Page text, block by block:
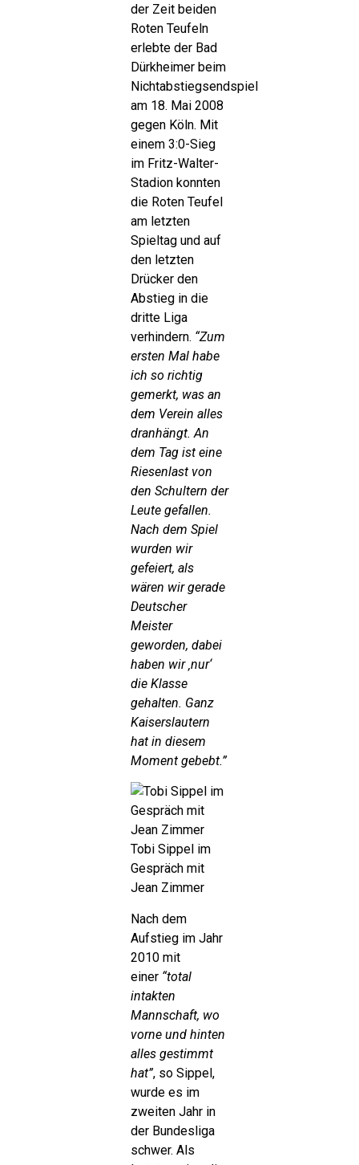
der Zeit beiden
Roten Teufeln
erlebte der Bad
Dürkheimer beim
Nichtabstiegsendspiel
am 18. Mai 2008
gegen Köln. Mit
einem 3:0-Sieg
im Fritz-Walter-
Stadion konnten
die Roten Teufel
am letzten
Spieltag und auf
den letzten
Drücker den
Abstieg in die
dritte Liga
verhindern. “Zum
ersten Mal habe
ich so richtig
gemerkt, was an
dem Verein alles
dranhängt. An
dem Tag ist eine
Riesenlast von
den Schultern der
Leute gefallen.
Nach dem Spiel
wurden wir
gefeiert, als
wären wir gerade
Deutscher
Meister
geworden, dabei
haben wir ‚nur‘
die Klasse
gehalten. Ganz
Kaiserslautern
hat in diesem
Moment gebebt.”
Tobi Sippel im
Gespräch mit
Jean Zimmer
Nach dem
Aufstieg im Jahr
2010 mit
einer “total
intakten
Mannschaft, wo
vorne und hinten
alles gestimmt
hat”, so Sippel,
wurde es im
zweiten Jahr in
der Bundesliga
schwer. Als